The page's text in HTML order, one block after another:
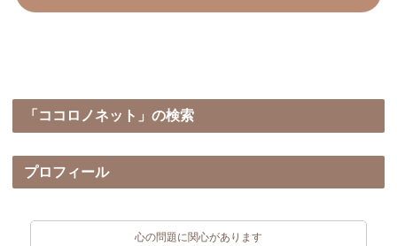
「ココロノネット」の検索
プロフィール
心の問題に関心があります